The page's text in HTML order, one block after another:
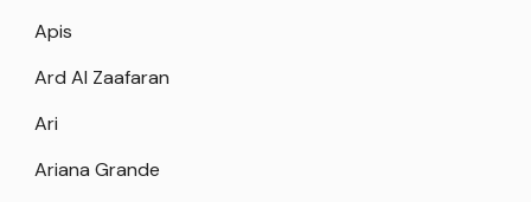
Apis
Ard Al Zaafaran
Ari
Ariana Grande